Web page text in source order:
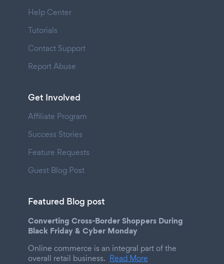
Help Center
Tutorials
Contact Support
Report Abuse
Get Involved
Affiliate Program
Success Stories
Feature Requests
Guest Blog Post
Featured Blog post
Converting Cross-Border Shoppers During
Black Friday & Cyber Monday
Online commerce is an integral part of the
overall retail business. Read More